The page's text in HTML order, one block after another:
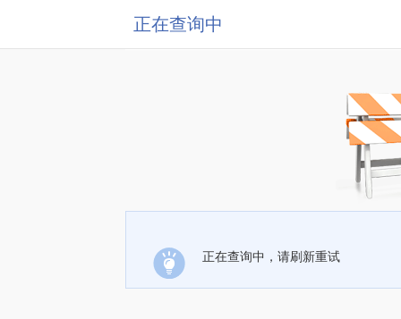
正在查询中
正在查询中，请刷新重试